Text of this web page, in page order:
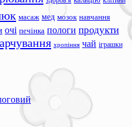
масаж мед мозок навчання
очі печінка пологи продукти
хропіння чай іграшки